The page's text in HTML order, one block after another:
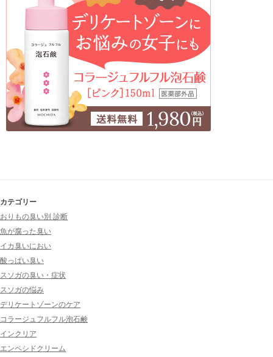
カテゴリー
おりもの臭い別 診断
魚が腐った臭い
イカ臭いにおい
酸っぱい臭い
スソガの臭い・症状
スソガの悩み
デリケートゾーンのケア
コラージュフルフル泡石鹸
インクリア
エンペシドクリーム